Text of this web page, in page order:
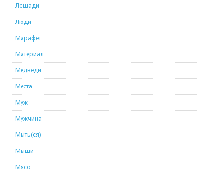
Лошади
Люди
Марафет
Материал
Медведи
Места
Муж
Мужчина
Мыть(ся)
Мыши
Мясо